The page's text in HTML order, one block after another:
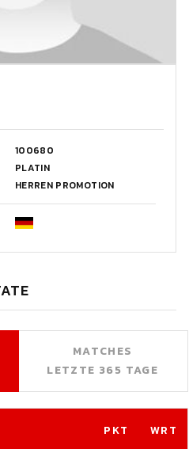
100680
PLATIN
HERREN PROMOTION
MATCHES
LETZTE 365 TAGE
PKT WRT